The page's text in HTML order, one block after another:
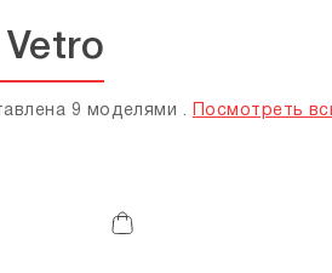
9 моделями . Посмотреть